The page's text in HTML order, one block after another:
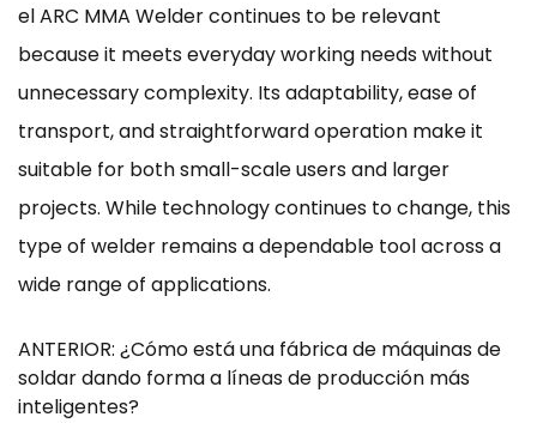
el ARC MMA Welder continues to be relevant
because it meets everyday working needs without
unnecessary complexity. Its adaptability, ease of
transport, and straightforward operation make it
suitable for both small-scale users and larger
projects. While technology continues to change, this
type of welder remains a dependable tool across a
wide range of applications.
ANTERIOR: ¿Cómo está una fábrica de máquinas de
soldar dando forma a líneas de producción más
inteligentes?